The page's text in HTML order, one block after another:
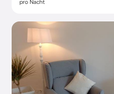
pro Nacht